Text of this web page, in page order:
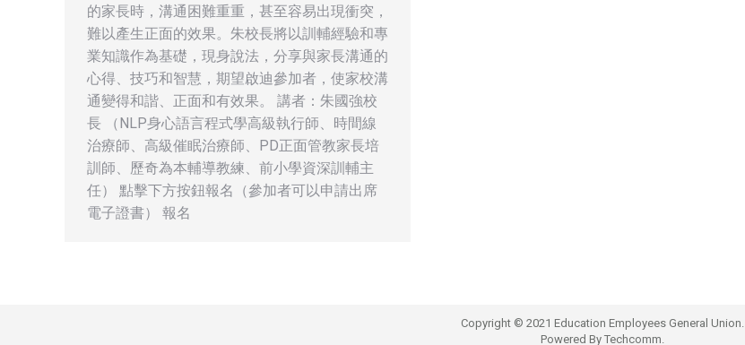
的家長時，溝通困難重重，甚至容易出現衝突，
難以產生正面的效果。朱校長將以訓輔經驗和專
業知識作為基礎，現身說法，分享與家長溝通的
心得、技巧和智慧，期望啟迪參加者，使家校溝
通變得和諧、正面和有效果。 講者：朱國強校
長 （NLP身心語言程式學高級執行師、時間線
治療師、高級催眠治療師、PD正面管教家長培
訓師、歷奇為本輔導教練、前小學資深訓輔主
任） 點擊下方按鈕報名（參加者可以申請出席
電子證書） 報名
Copyright © 2021 Education Employees General Union.
Powered By Techcomm.